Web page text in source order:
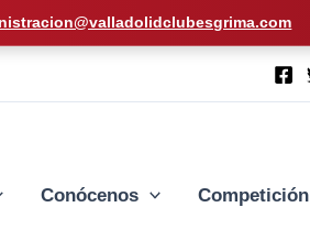
Conócenos Competición